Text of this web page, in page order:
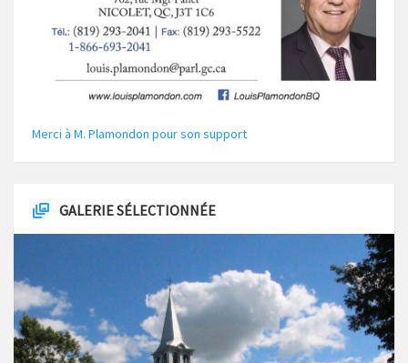
Merci à M. Plamondon pour son support
GALERIE SÉLECTIONNÉE